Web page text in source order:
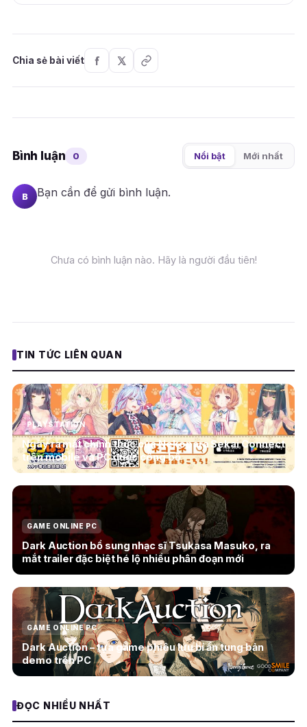
Chia sẻ bài viết
Bình luận 0 Nổi bật Mới nhất
B Bạn cần để gửi bình luận.
Chưa có bình luận nào. Hãy là người đầu tiên!
TIN TỨC LIÊN QUAN
PLAYSTATION
Ngày ra mắt chính thức của Nekopara Sekai Connect
trên mobile và PC được công bố
GAME ONLINE PC
Dark Auction bổ sung nhạc sĩ Tsukasa Masuko, ra
mắt trailer đặc biệt hé lộ nhiều phân đoạn mới
GAME ONLINE PC
Dark Auction – tựa game phiêu lưu bí ẩn tung bản
demo trên PC
ĐỌC NHIỀU NHẤT